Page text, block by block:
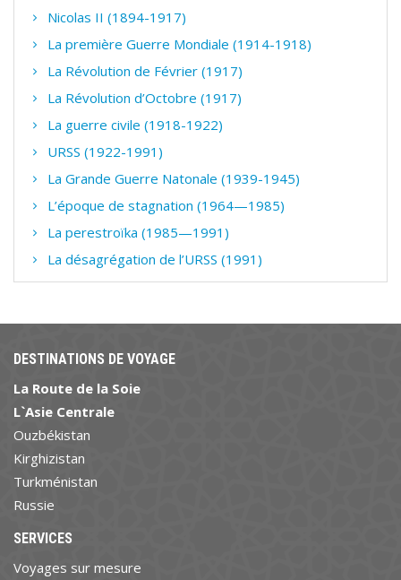
Nicolas II (1894-1917)
La première Guerre Mondiale (1914-1918)
La Révolution de Février (1917)
La Révolution d’Octobre (1917)
La guerre civile (1918-1922)
URSS (1922-1991)
La Grande Guerre Natonale (1939-1945)
L’époque de stagnation (1964—1985)
La perestroïka (1985—1991)
La désagrégation de l’URSS (1991)
DESTINATIONS DE VOYAGE
La Route de la Soie
L`Asie Centrale
Ouzbékistan
Kirghizistan
Turkménistan
Russie
SERVICES
Voyages sur mesure